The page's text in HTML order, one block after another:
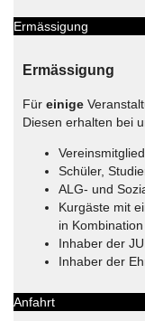
Ermässigung
Ermässigung
Für einige
Diesen erhalten bei
Schüler,
ALG- und
Kurgäste mit
in
Inhaber der
Inhaber der
Anfahrt